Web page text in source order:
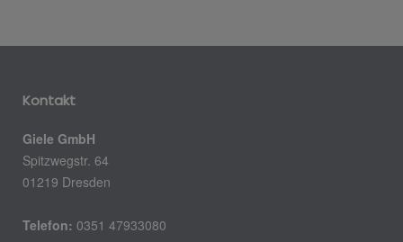
Kontakt
Giele GmbH
Spitzwegstr. 64
01219 Dresden
Telefon: 0351 47933080